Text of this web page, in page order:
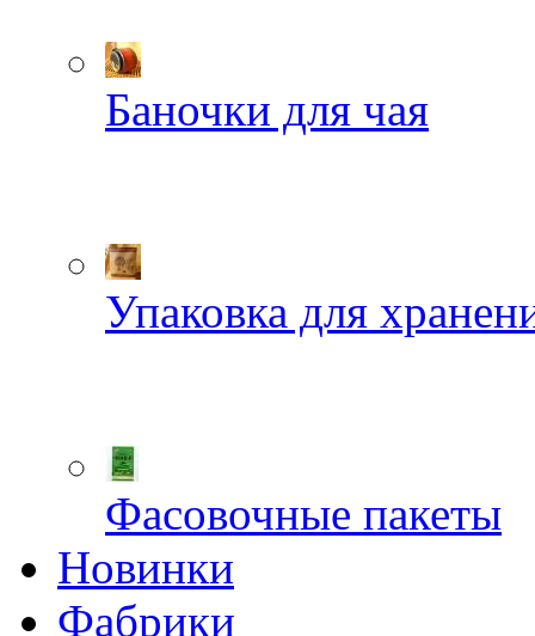
Баночки для чая
Упаковка для
Фасовочные пакеты
Новинки
Фабрики